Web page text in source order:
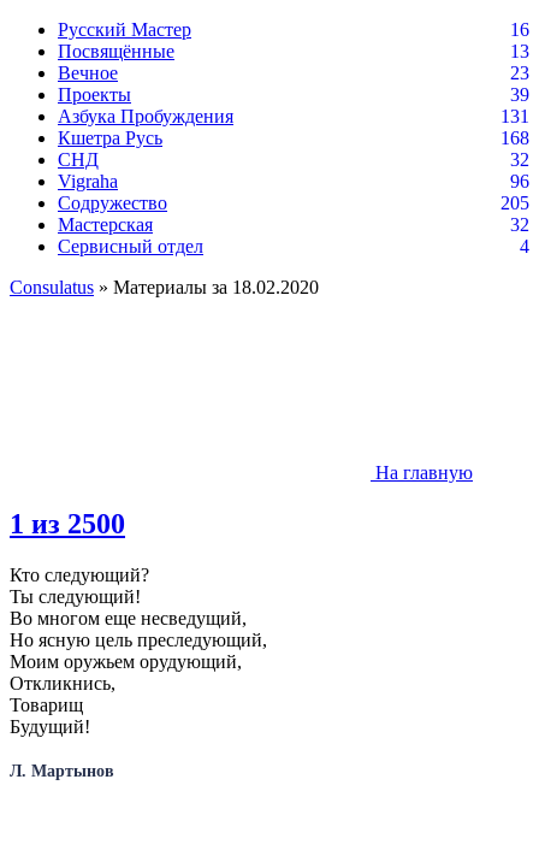
Русский Мастер
16
Посвящённые
13
Вечное
23
Проекты
39
Азбука Пробуждения
131
Кшетра Русь
168
СНД
32
Vigraha
96
Содружество
205
Мастерская
32
Сервисный отдел
4
Consulatus » Материалы за 18.02.2020
На главную
1 из 2500
Кто следующий?
Ты следующий!
Во многом еще несведущий,
Но ясную цель преследующий,
Моим оружьем орудующий,
Откликнись,
Товарищ
Будущий!
Л. Мартынов